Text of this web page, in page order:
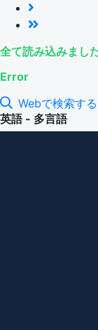
全て読み込みました
Error
Webで検索する
英語 - 多言語